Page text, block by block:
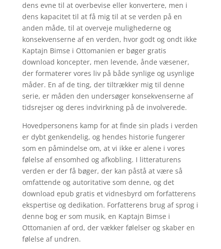
dens evne til at overbevise eller konvertere, men i
dens kapacitet til at få mig til at se verden på en
anden måde, til at overveje mulighederne og
konsekvenserne af en verden, hvor godt og ondt ikke
Kaptajn Bimse i Ottomanien er bøger gratis
download koncepter, men levende, ånde væsener,
der formaterer vores liv på både synlige og usynlige
måder. En af de ting, der tiltrækker mig til denne
serie, er måden den undersøger konsekvenserne af
tidsrejser og deres indvirkning på de involverede.
Hovedpersonens kamp for at finde sin plads i verden
er dybt genkendelig, og hendes historie fungerer
som en påmindelse om, at vi ikke er alene i vores
følelse af ensomhed og afkobling. I litteraturens
verden er der få bøger, der kan påstå at være så
omfattende og autoritative som denne, og det
download epub gratis et vidnesbyrd om forfatterens
ekspertise og dedikation. Forfatterens brug af sprog i
denne bog er som musik, en Kaptajn Bimse i
Ottomanien af ord, der vækker følelser og skaber en
følelse af undren.